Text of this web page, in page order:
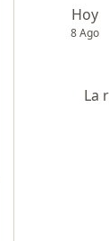
Hoy
8 Ago
La